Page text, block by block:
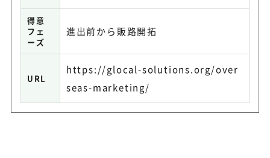
得意
フェ
ーズ
進出前から販路開拓
URL
https://glocal-solutions.org/over
seas-marketing/